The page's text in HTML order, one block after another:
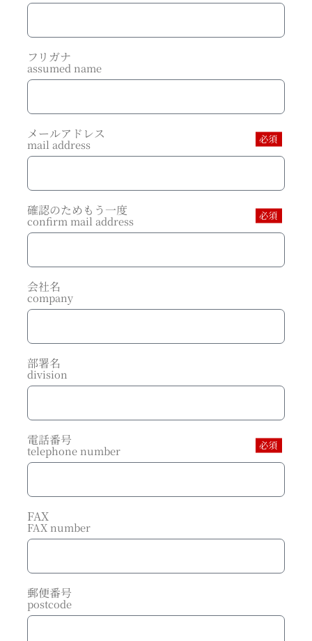
フリガナ
assumed name
必須
メールアドレス
mail address
必須
確認のためもう一度
confirm mail address
会社名
company
部署名
division
必須
電話番号
telephone number
FAX
FAX number
郵便番号
postcode